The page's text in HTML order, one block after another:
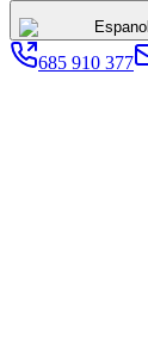
Espanol
685 910 377